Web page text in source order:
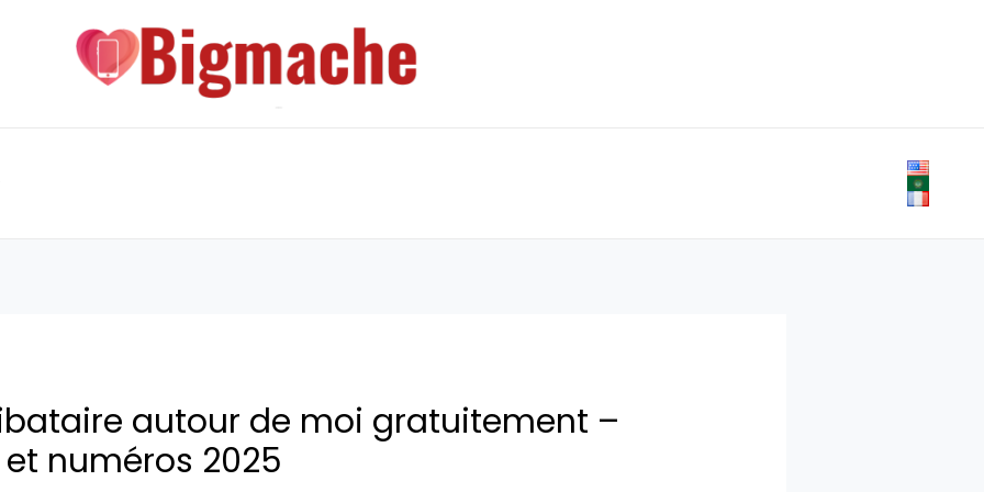
autour de moi gratuitement –
et numéros 2025